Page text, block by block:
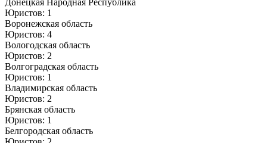
Донецкая Народная Республика
Юристов: 1
Воронежская область
Юристов: 4
Вологодская область
Юристов: 2
Волгоградская область
Юристов: 1
Владимирская область
Юристов: 2
Брянская область
Юристов: 1
Белгородская область